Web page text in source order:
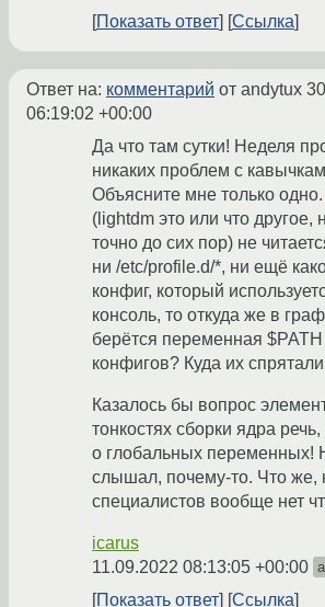
Показать ответ
Ссылка
Ответ на: комментарий от andytux
06:19:02 +00:00
Да что там сутки! Неделя
никаких проблем с
Объясните мне только
(lightdm это или что другое,
точно до сих пор) не
ни /etc/profile.d/*, ни ещё
конфиг, который
консоль, то откуда же в
берётся переменная $PATH
конфигов? Куда их
Казалось бы вопрос
тонкостях сборки ядра
о глобальных переменных!
слышал, почему-то. Что же,
специалистов вообще нет
icarus
11.09.2022 08:13:05 +00:00
Показать ответ Ссылка